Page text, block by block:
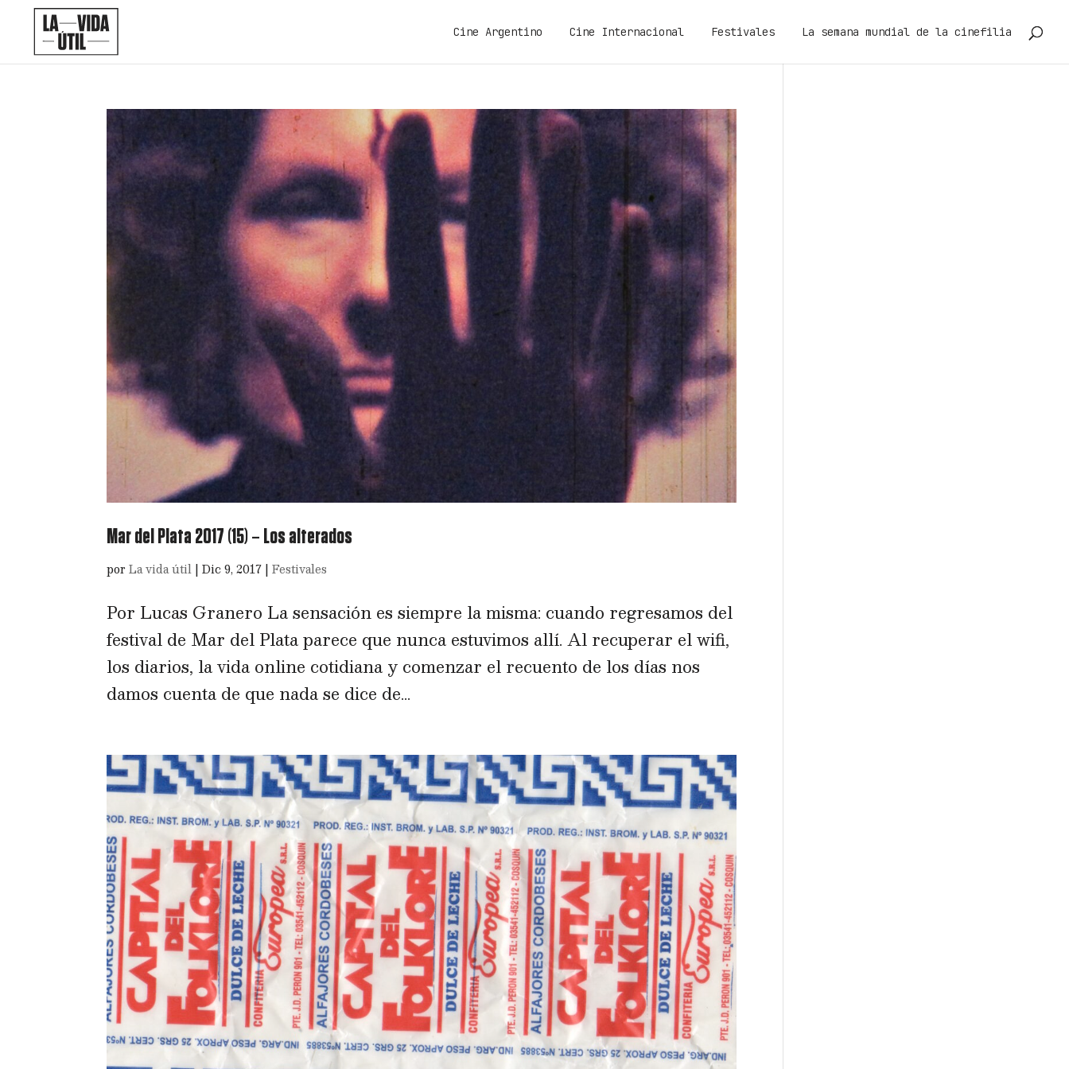
Cine Argentino Cine Internacional Festivales La semana mundial de la cinefilia
Mar del Plata 2017 (15) – Los alterados
porLa vida útil |Dic 9, 2017 |Festivales
Por Lucas Granero La sensación es siempre la misma: cuando regresamos del
festival de Mar del Plata parece que nunca estuvimos allí. Al recuperar el wifi,
los diarios, la vida online cotidiana y comenzar el recuento de los días nos
damos cuenta de que nada se dice de...